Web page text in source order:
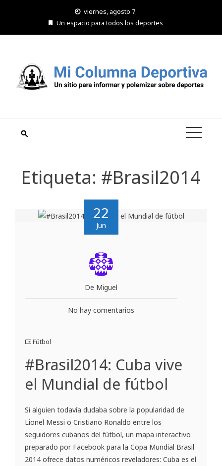
viernes, agosto 7
Un espacio para todos los deportes
Etiqueta: #Brasil2014
22
Jun
De Miguel
No hay comentarios
Fútbol
#Brasil2014: Cuba vive
el Mundial de fútbol
Si alguien todavía dudaba sobre la popularidad de
Lionel Messi o Cristiano Ronaldo entre los
seguidores cubanos del fútbol, un mapa interactivo
preparado por Facebook para la Copa Mundial Brasil
2014 ofrece datos numéricos reveladores: Cuba es el